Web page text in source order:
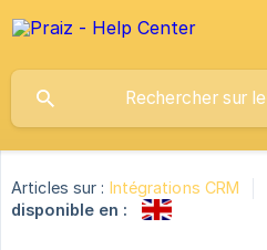
Articles sur : Intégrations CRM
disponible en :